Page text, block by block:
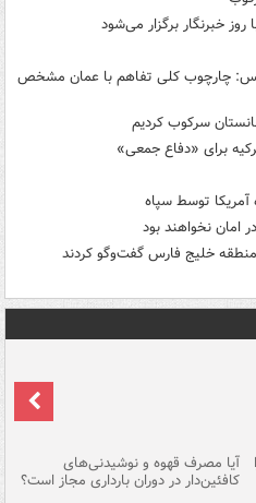
خبرنگار برگزار می‌شود
چارچوب کلی تفاهم با عمان مشخص
سرکوب کردیم
برای «دفاع جمعی»
آمریکا توسط سپاه
امان نخواهند بود
منطقه خلیج فارس گفت‌وگو کردند
آیا مصرف قهوه و نوشیدنی‌های
کافئین‌دار در دوران بارداری مجاز است؟